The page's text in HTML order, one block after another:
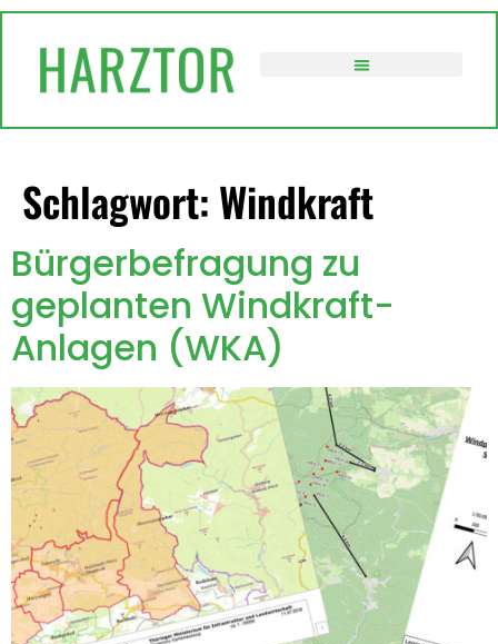
Schlagwort: Windkraft
Bürgerbefragung zu
geplanten Windkraft-
Anlagen (WKA)